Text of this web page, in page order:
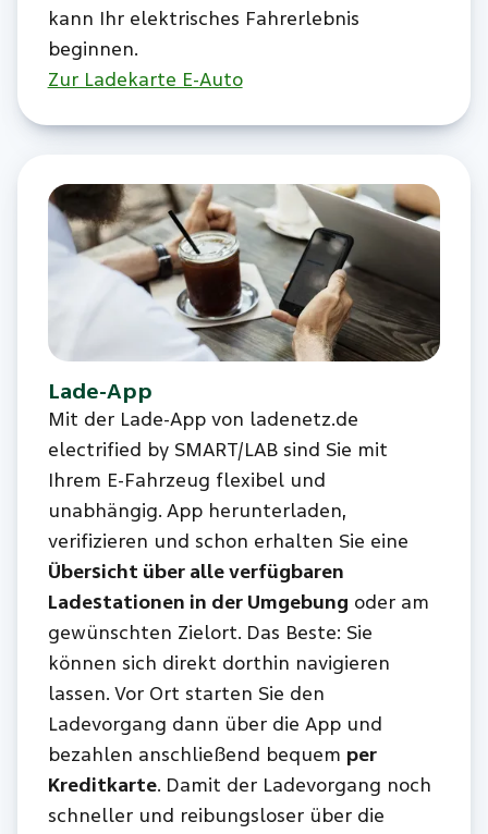
kann Ihr elektrisches Fahrerlebnis
beginnen.
Zur Ladekarte E-Auto
Lade-App
Mit der Lade-App von ladenetz.de
electrified by SMART/LAB sind Sie mit
Ihrem E-Fahrzeug flexibel und
unabhängig. App herunterladen,
verifizieren und schon erhalten Sie eine
Übersicht über alle verfügbaren
Ladestationen in der Umgebung oder am
gewünschten Zielort. Das Beste: Sie
können sich direkt dorthin navigieren
lassen. Vor Ort starten Sie den
Ladevorgang dann über die App und
bezahlen anschließend bequem per
Kreditkarte. Damit der Ladevorgang noch
schneller und reibungsloser über die